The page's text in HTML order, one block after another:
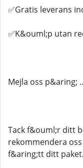
✅Gratis leverans
✅K&ouml;p utan
Mejla oss p&aring;
Tack f&ouml;r ditt
rekommendera
f&aring;tt ditt paket.